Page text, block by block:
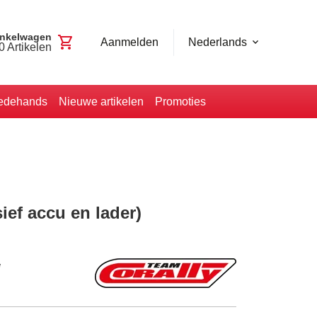
Artikelen shopping_cart Aanmelden Nederlands
Nieuwe artikelen Promoties
accu en lader)